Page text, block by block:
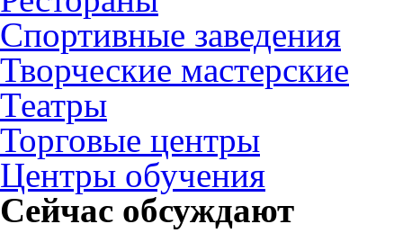
Спортивные заведения
Творческие мастерские
Театры
Торговые центры
Центры обучения
Сейчас обсуждают